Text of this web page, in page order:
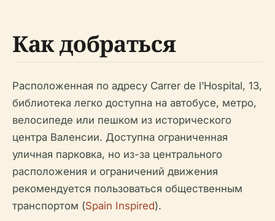
Как добраться
Расположенная по адресу Carrer de l’Hospital, 13,
библиотека легко доступна на автобусе, метро,
велосипеде или пешком из исторического
центра Валенсии. Доступна ограниченная
уличная парковка, но из-за центрального
расположения и ограничений движения
рекомендуется пользоваться общественным
транспортом (Spain Inspired).